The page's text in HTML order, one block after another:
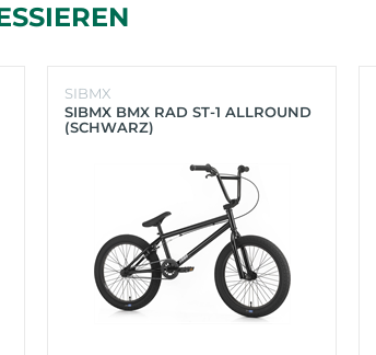
SIBMX
SIBMX BMX RAD ST-1 ALLROUND
(SCHWARZ)